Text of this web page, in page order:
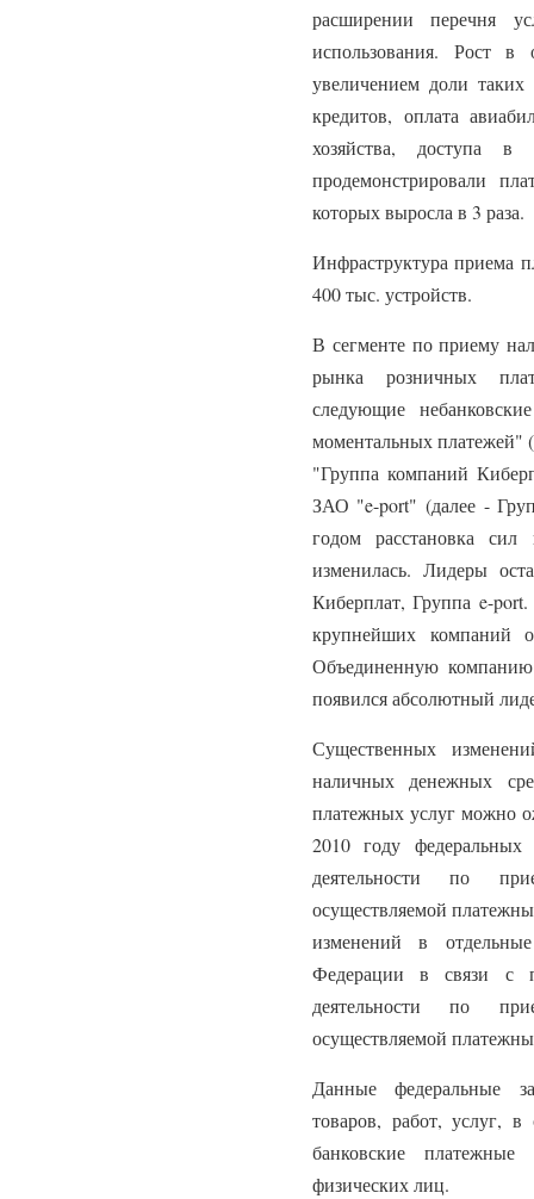
расширении перечня
использования. Рост в
увеличением доли таких
кредитов, оплата
хозяйства, доступа
продемонстрировали
которых выросла в 3 раза.
Инфраструктура приема
400 тыс. устройств.
В сегменте по приему
рынка розничных
следующие
моментальных
"Группа компаний
ЗАО "e-port" (далее -
годом расстановка
изменилась. Лидеры
Киберплат, Группа e-
крупнейших
Объединенную
появился абсолютный
Существенных
наличных денежных
платежных услуг можно
2010 году
деятельности по
осуществляемой
изменений в
Федерации в связи с
деятельности по
осуществляемой
Данные федеральные
товаров, работ, услуг,
банковские
физических лиц.